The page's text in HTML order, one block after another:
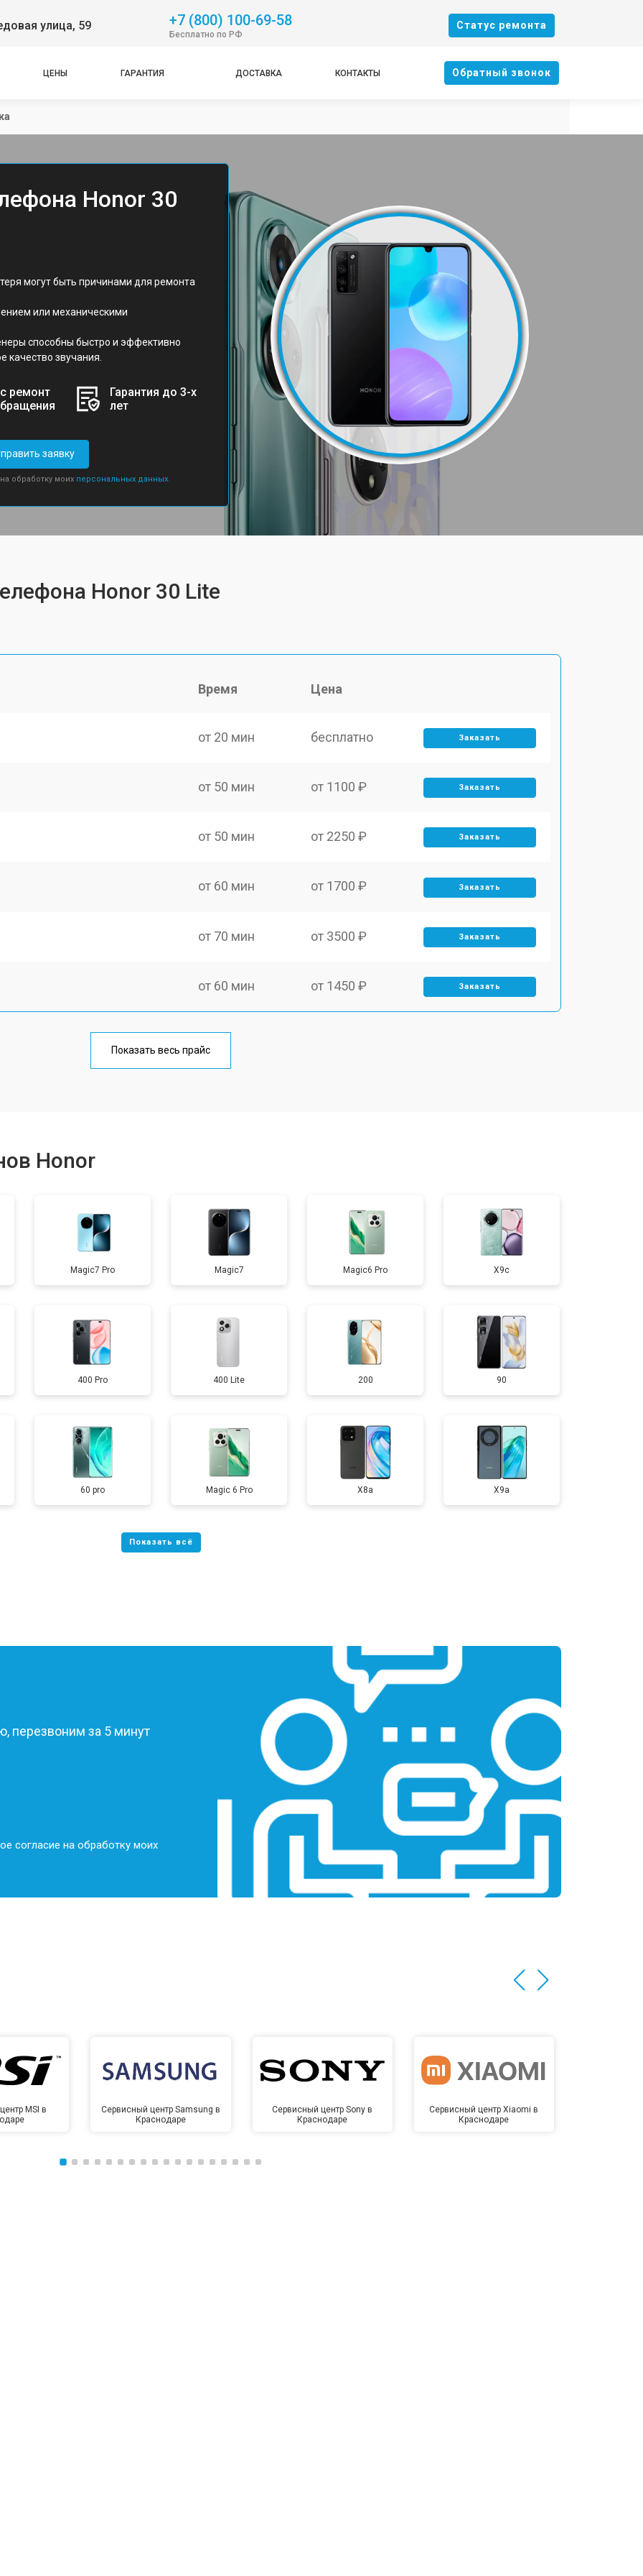
улица, 59 +7 (800) 100-69-58
Бесплатно по РФ
Cтатус ремонта
ЦЕНЫ ГАРАНТИЯ ДОСТАВКА КОНТАКТЫ Oбратный звонок
Honor 30
могут быть причинами для ремонта
или механическими
способны быстро и эффективно
качество звучания.
ремонт
Гарантия до 3-х
лет
заявку
обработку моих персональных данных.
Honor 30 Lite
Время Цена
от 20 мин бесплатно Заказать
от 50 мин от 1100 ₽ Заказать
от 50 мин от 2250 ₽ Заказать
от 60 мин от 1700 ₽ Заказать
от 70 мин от 3500 ₽ Заказать
от 60 мин от 1450 ₽ Заказать
от 50 мин
от 40 мин от 1400 ₽ Заказать
от 80 мин от 2700 ₽ Заказать
от 40 мин от 950 ₽ Заказать
от 70 мин от 1750 ₽ Заказать
от 60 мин от 3200 ₽ Заказать
Показать весь прайс
Honor
Magic7 Pro Magic7 Magic6 Pro X9c
400 Pro 400 Lite 200 90
60 pro Magic 6 Pro X8a X9a
перезвоним за 5 минут
согласие на обработку моих
MSI в
Сервисный центр Samsung в
Краснодаре
Сервисный центр Sony в
Краснодаре
Сервисный центр Xiaomi в
Краснодаре